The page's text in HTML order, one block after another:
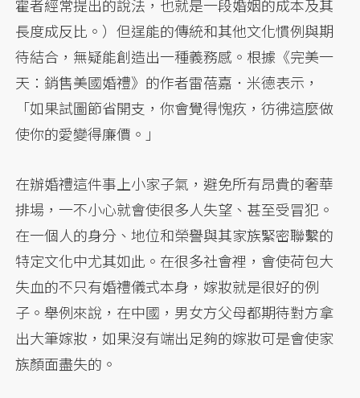
霍者經常提出的說法，也就是一段婚姻的成本及其
長度成反比。）但逞能的傳統和其他文化慣例與期
待結合，無疑能創造出一種義務感。根據《完美一
天：銷售美國婚禮》的作者雷蓓嘉．米德表示，
「如果試圖節省開支，你會覺得愧疚，彷彿這麼做
使你的愛變得廉價。」
在辦婚禮這件事上小家子氣，避免所有昂貴的奢華
排場，一不小心就會使很多人失望、甚至受冒犯。
在一個人的身分、地位和榮譽與其家族緊密聯繫的
特定文化中尤其如此。在很多社會裡，會使荷包大
失血的不只有婚禮儀式本身，嫁妝就是很好的例
子。舉例來說，在中國，男女方父母都期待對方拿
出大筆嫁妝，如果沒有端出足夠的嫁妝可是會使家
族顏面盡失的。